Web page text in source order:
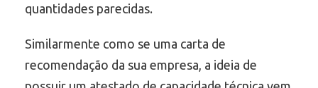
quantidades parecidas.
Similarmente como se uma carta de
recomendação da sua empresa, a ideia de